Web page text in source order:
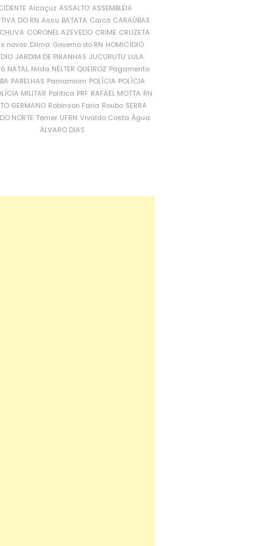
Alcaçuz ASSALTO ASSEMBLEIA
DO RN Assu BATATA Caicó CARAÚBAS
CORONEL AZEVEDO CRIME CRUZETA
novos Dilma Governo do RN HOMICÍDIO
JARDIM DE PIRANHAS JUCURUTU LULA
NATAL Nilda NÉLTER QUEIROZ Pagamento
PARELHAS Parnamirim POLÍCIA POLÍCIA
MILITAR Política PRF RAFAEL MOTTA RN
GERMANO Robinson Faria Roubo SERRA
NORTE Temer UFRN Vivaldo Costa Água
ÁLVARO DIAS